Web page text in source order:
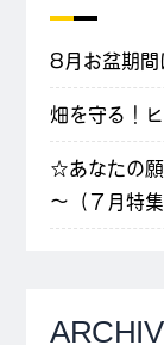
8月お盆期間
畑を守る！
☆あなたの願
～（７月特